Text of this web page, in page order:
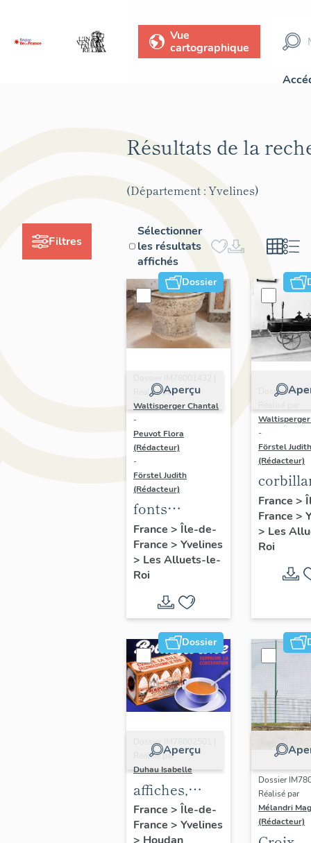
Vue
cartographique
Filtres
Résultats de la
(Département : Yvelines)
Sélectionner
les résultats
affichés
Dossier
Aperçu
Réalisé par
Waltisperger Chantal
-
Peuvot Flora
(Rédacteur)
-
Förstel Judith
(Rédacteur)
fonts
baptismaux
France > Île-de-
France > Yvelines
> Les Alluets-le-
Roi
Dossier
-
Förstel Judith
(Rédacteur)
France >
France >
> Les
Roi
Dossier
Aperçu
Dossier IM78002501 |
Réalisé par
Duhau Isabelle
affiches,
documents
publicitaires
France > Île-de-
France > Yvelines
Dossier
Réalisé par
Mélandri
(Rédacteur)